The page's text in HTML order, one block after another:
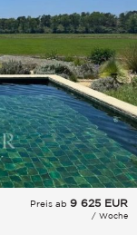
Preis ab 9 625 EUR
/ Woche